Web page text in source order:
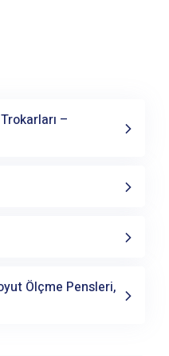
–
Ölçme Pensleri,